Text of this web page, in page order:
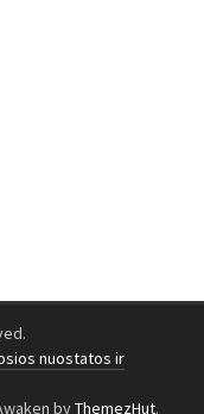
nuostatos ir
byThemezHut.